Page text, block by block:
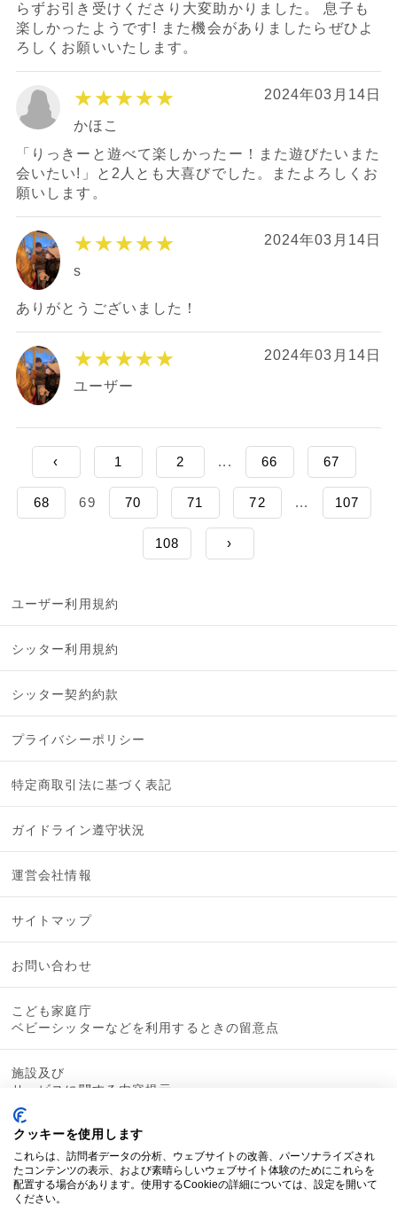
らずお引き受けくださり大変助かりました。 息子も
楽しかったようです! また機会がありましたらぜひよ
ろしくお願いいたします。
★★★★★ 2024年03月14日
かほこ
「りっきーと遊べて楽しかったー！また遊びたいまた
会いたい!」と2人とも大喜びでした。またよろしくお
願いします。
★★★★★ 2024年03月14日
s
ありがとうございました！
★★★★★ 2024年03月14日
ユーザー
‹ 1 2 ... 66 67
68 69 70 71 72 ... 107
108 ›
ユーザー利用規約
シッター利用規約
シッター契約約款
プライバシーポリシー
特定商取引法に基づく表記
ガイドライン遵守状況
運営会社情報
サイトマップ
お問い合わせ
こども家庭庁
ベビーシッターなどを利用するときの留意点
施設及び
サービスに関する内容提示
クッキーを使用します
これらは、訪問者データの分析、ウェブサイトの改善、パーソナライズされ
たコンテンツの表示、および素晴らしいウェブサイト体験のためにこれらを
配置する場合があります。使用するCookieの詳細については、設定を開いて
ください。